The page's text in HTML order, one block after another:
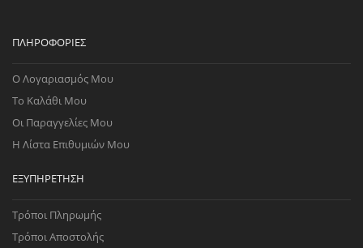
ΠΛΗΡΟΦΟΡΊΕΣ
Ο Λογαριασμός Μου
Το Καλάθι Μου
Οι Παραγγελίες Μου
Η Λίστα Επιθυμιών Μου
ΕΞΥΠΗΡΈΤΗΣΗ
Τρόποι Πληρωμής
Τρόποι Αποστολής